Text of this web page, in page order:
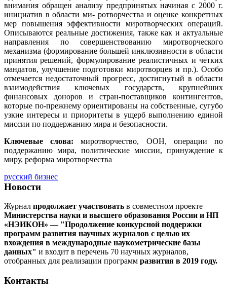
внимания обращен анализу предпринятых начиная с 2000 г.
инициатив в области ми- ротворчества и оценке конкретных
мер повышения эффективности миротворческих операций.
Описываются реальные достижения, также как и актуальные
направления по совершенствованию миротворческого
механизма (формирование большей инклюзивности в области
принятия решений, формулирование реалистичных и четких
мандатов, улучшение подготовки миротворцев и пр.). Особо
отмечается недостаточный прогресс, достигнутый в области
взаимодействия ключевых государств, крупнейших
финансовых доноров и стран-поставщиков контингентов,
которые по-прежнему ориентированы на собственные, сугубо
узкие интересы и приоритеты в ущерб выполнению единой
миссии по поддержанию мира и безопасности.
Ключевые слова: миротворчество, ООН, операции по
поддержанию мира, политические миссии, принуждение к
миру, реформа миротворчества
русский бизнес
Новости
Журнал продолжает участвовать в совместном проекте
Министерства науки и высшего образования России и НП
«НЭИКОН» — "Продолжение конкурсной поддержки
программ развития научных журналов с целью их
вхождения в международные наукометрические базы
данных" и входит в перечень 70 научных журналов,
отобранных для реализации программ развития в 2019 году.
Контакты